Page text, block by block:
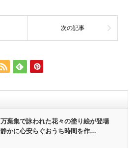
次の記事
万葉集で詠われた花々の塗り絵が登場
静かに心安らぐおうち時間を作…